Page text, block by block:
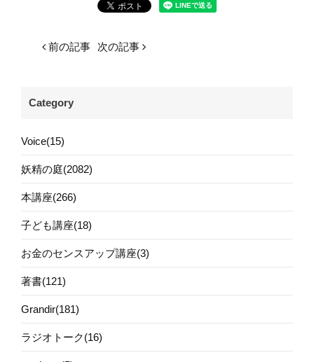
前の記事 次の記事
Category
Voice(15)
妖精の庭(2082)
本講座(266)
子ども講座(18)
お金のセンスアップ講座(3)
著書(121)
Grandir(181)
ラジオトーク(16)